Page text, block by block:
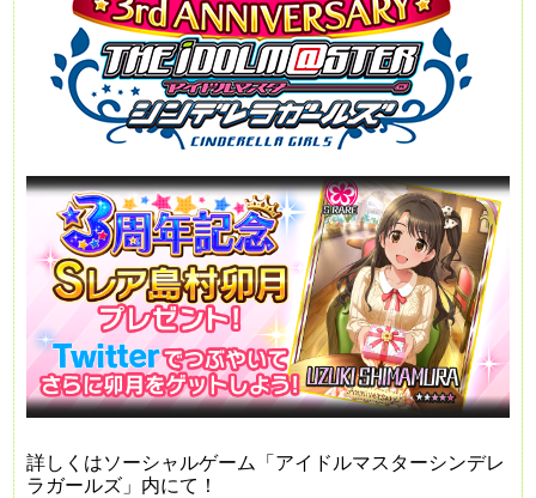
詳しくはソーシャルゲーム「アイドルマスターシンデレ
ラガールズ」内にて！